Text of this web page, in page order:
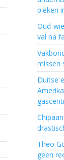
pieken
Oud-
val na
missen
Duitse
Theo
geen